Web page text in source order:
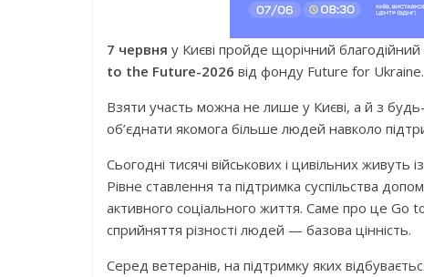
7 червня у Києві пройде щорічний благодійний
to the Future-2026 від фонду Future for Ukraine.
Взяти участь можна не лише у Києві, а й з будь-
об’єднати якомога більше людей навколо
Сьогодні тисячі військових і цивільних живуть
Рівне ставлення та підтримка суспільства
активного соціального життя. Саме про це
сприйняття різності людей — базова цінність.
Серед ветеранів, на підтримку яких